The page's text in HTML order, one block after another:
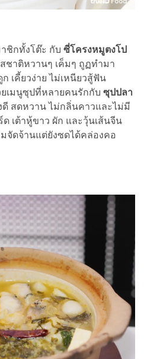
ชิกทั้งโต๊ะ กับ ซี่โครงหมูตงโป
ชาติหวานๆ เค็มๆ ถูฏทำมา
เคี้ยวง่าย ไม่เหนียวสู้ฟัน
เมนูซุปที่หลายคนรักกับ ซุปปลา
ดี สดหวาน ไม่กลิ่นคาวและไม่มี
เต้าหู้ขาว ผัก และวุ้นเส้นจีน
จัดจ้านแต่ยังซดได้คล่องคอ